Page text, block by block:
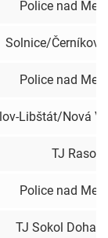
Police nad
Solnice/
Police nad
Libštát/Nová
TJ
Police nad
TJ Sokol